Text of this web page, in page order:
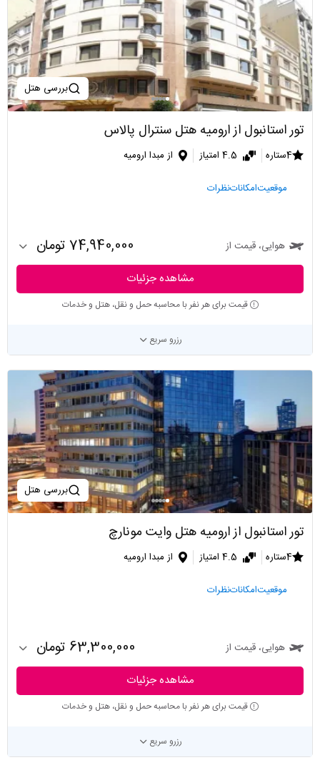
بررسی هتل
تور استانبول از ارومیه هتل سنترال پالاس
4ستاره 4.5 امتیاز از مبدا ارومیه
موقعیتامکاناتنظرات
هوایی، قیمت از 74,940,000 تومان
مشاهده جزئیات
قیمت برای هر نفر با محاسبه حمل و نقل، هتل و خدمات
رزرو سریع
بررسی هتل
تور استانبول از ارومیه هتل وایت مونارچ
4ستاره 4.5 امتیاز از مبدا ارومیه
موقعیتامکاناتنظرات
هوایی، قیمت از 63,300,000 تومان
مشاهده جزئیات
قیمت برای هر نفر با محاسبه حمل و نقل، هتل و خدمات
رزرو سریع